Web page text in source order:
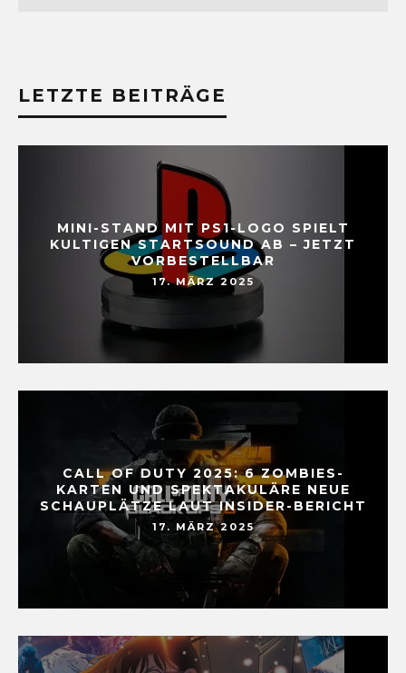
LETZTE BEITRÄGE
MINI-STAND MIT PS1-LOGO SPIELT
KULTIGEN STARTSOUND AB – JETZT
VORBESTELLBAR
17. MÄRZ 2025
CALL OF DUTY 2025: 6 ZOMBIES-
KARTEN UND SPEKTAKULÄRE NEUE
SCHAUPLÄTZE LAUT INSIDER-BERICHT
17. MÄRZ 2025